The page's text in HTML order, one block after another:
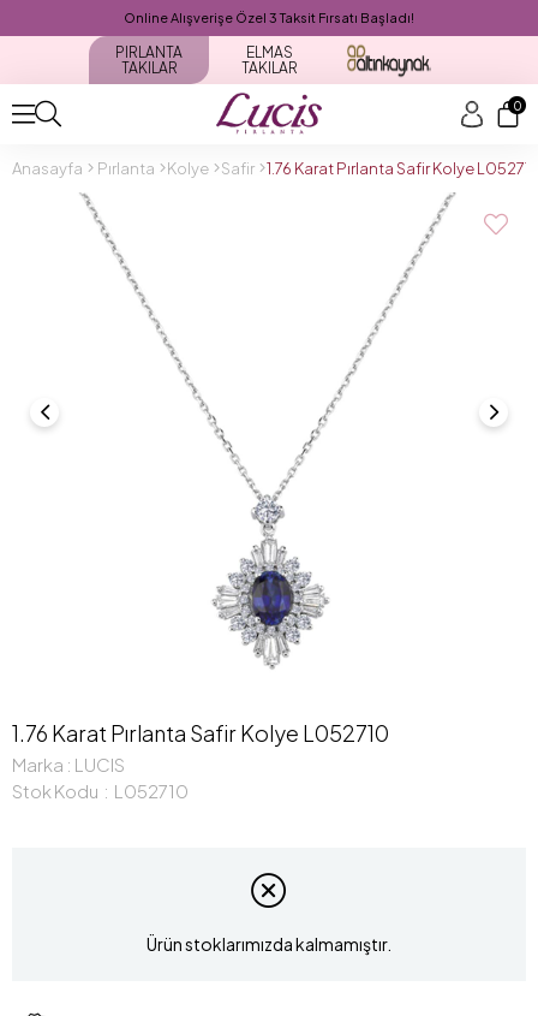
Online Alışverişe Özel 3 Taksit Fırsatı Başladı!
PIRLANTA
TAKILAR
ELMAS
TAKILAR
0
Anasayfa Pırlanta Kolye Safir 1.76 Karat Pırlanta Safir Kolye
1.76 Karat Pırlanta Safir Kolye L052710
Marka : LUCIS
Stok Kodu
L052710
Ürün stoklarımızda kalmamıştır.